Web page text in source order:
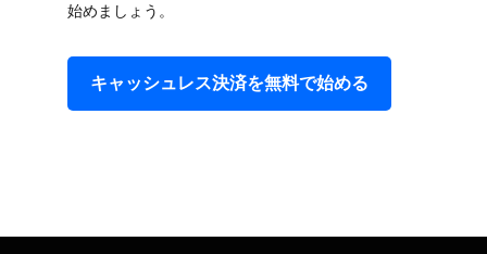
始めましょう。
キャッシュレス決済を​無料で​始める